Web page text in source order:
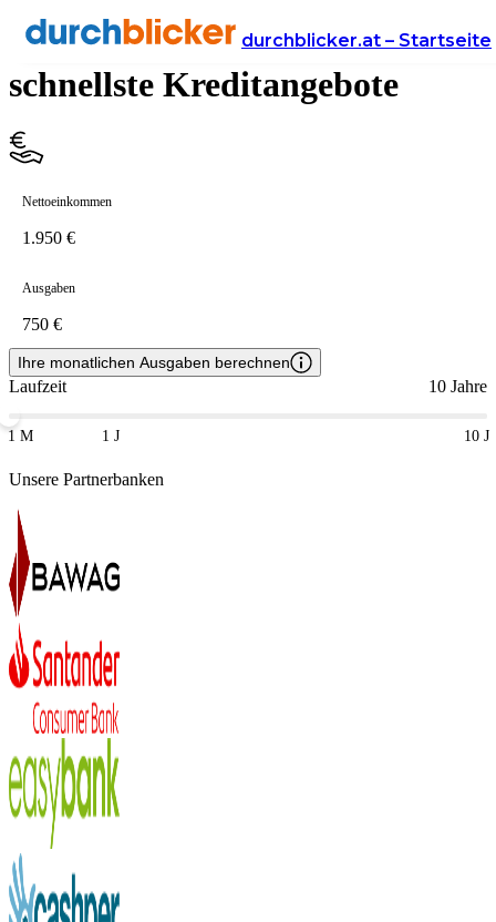
durchblicker.at – Startseite
Expresskredit – Österreichs
schnellste Kreditangebote
Nettoeinkommen
Ausgaben
Ihre monatlichen Ausgaben berechnen
Laufzeit 10 Jahre
1 M 1 J 10 J
Unsere Partnerbanken